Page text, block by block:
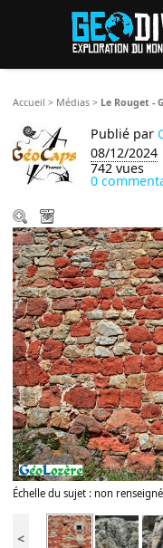
Accueil > Médias > Le Rouget -
Publié par
08/12/2024
742 vues
0
Échelle du sujet : non
<